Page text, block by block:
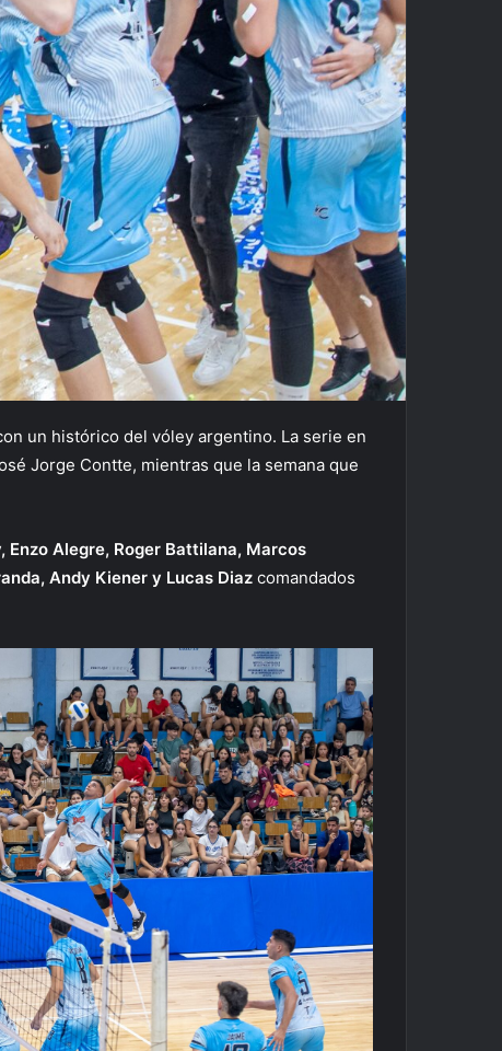
un histórico del vóley argentino. La serie en
Jorge Contte, mientras que la semana que
Enzo Alegre, Roger Battilana, Marcos
Andy Kiener y Lucas Diaz comandados